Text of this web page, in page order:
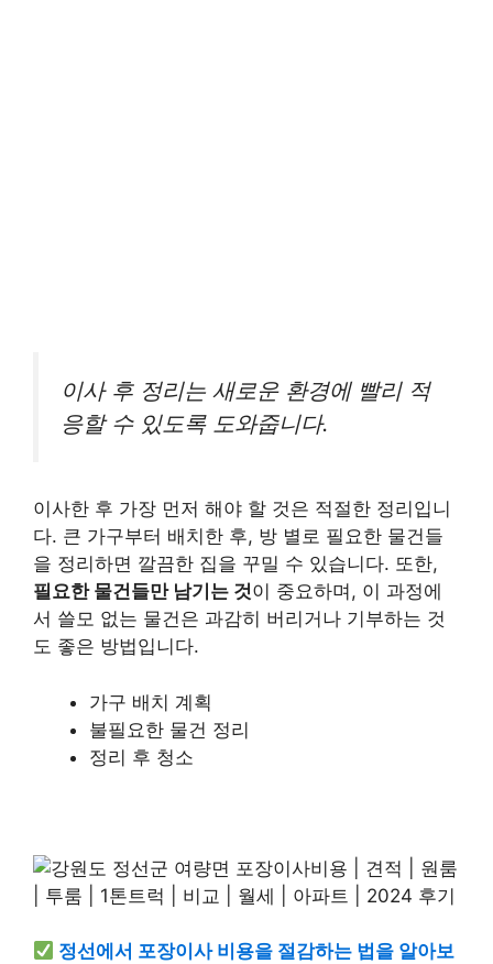
이사 후 정리는 새로운 환경에 빨리 적
응할 수 있도록 도와줍니다.
이사한 후 가장 먼저 해야 할 것은 적절한 정리입니
다. 큰 가구부터 배치한 후, 방 별로 필요한 물건들
을 정리하면 깔끔한 집을 꾸밀 수 있습니다. 또한,
필요한 물건들만 남기는 것이 중요하며, 이 과정에
서 쓸모 없는 물건은 과감히 버리거나 기부하는 것
도 좋은 방법입니다.
가구 배치 계획
불필요한 물건 정리
정리 후 청소
정선에서 포장이사 비용을 절감하는 법을 알아보